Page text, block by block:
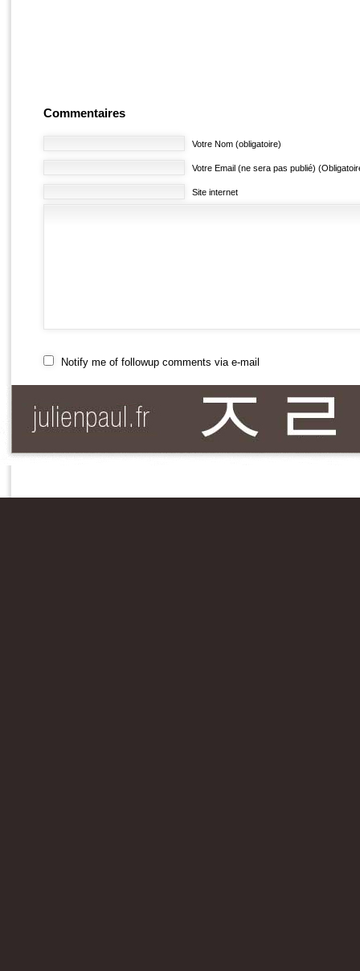
Commentaires
Votre Nom (obligatoire)
Votre Email (ne sera pas publié)
Site internet
Notify me of followup comments via e-mail